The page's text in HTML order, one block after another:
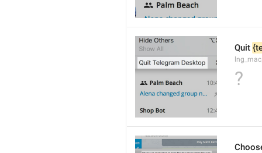
Quit
?